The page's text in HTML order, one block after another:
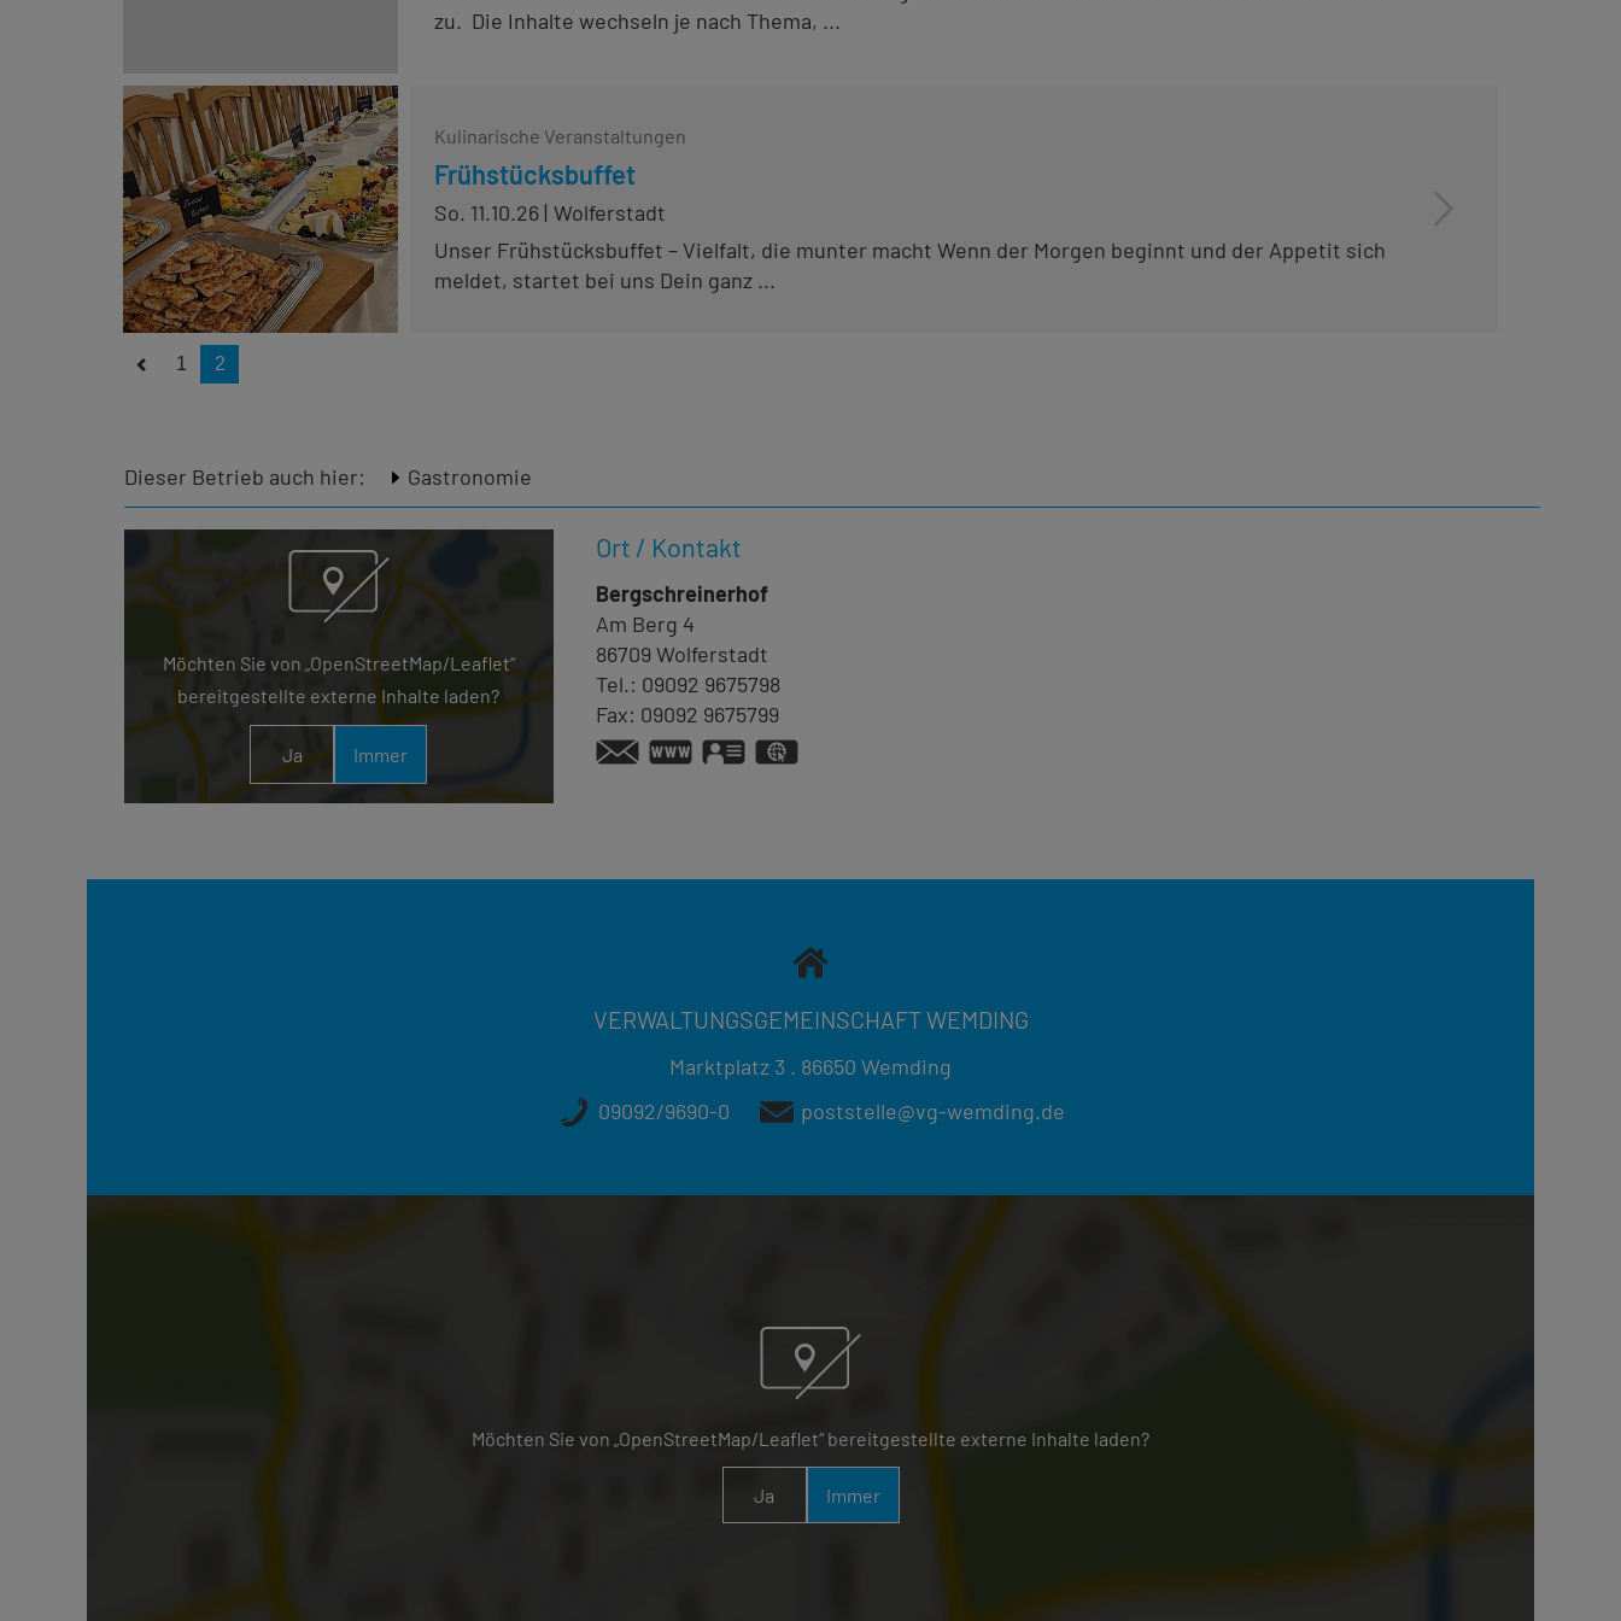
zu. Die Inhalte wechseln je nach Thema, ...
Kulinarische Veranstaltungen
Frühstücksbuffet
So. 11.10.26 Wolferstadt
Unser Frühstücksbuffet – Vielfalt, die munter macht Wenn der Morgen beginnt und der Appetit sich
meldet, startet bei uns Dein ganz ...
1 2
Dieser Betrieb auch hier: Gastronomie
Möchten Sie von „OpenStreetMap/Leaflet“
bereitgestellte externe Inhalte laden?
Ja Immer
Ort / Kontakt
Bergschreinerhof
Am Berg 4
86709 Wolferstadt
Tel.: 09092 9675798
Fax: 09092 9675799
www.bergschreinerhof.de
vCard
VERWALTUNGSGEMEINSCHAFT WEMDING
Marktplatz 3 . 86650 Wemding
09092/9690-0
poststelle@vg-wemding.de
Möchten Sie von „OpenStreetMap/Leaflet“ bereitgestellte externe Inhalte laden?
Ja Immer